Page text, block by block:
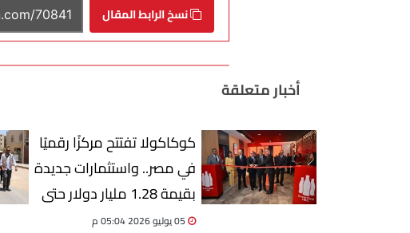
نسخ الرابط المقال
أخبار متعلقة
كوكاكولا تفتتح مركزًا رقميًا
في مصر.. واستثمارات جديدة
بقيمة 1.28 مليار دولار حتى
2030